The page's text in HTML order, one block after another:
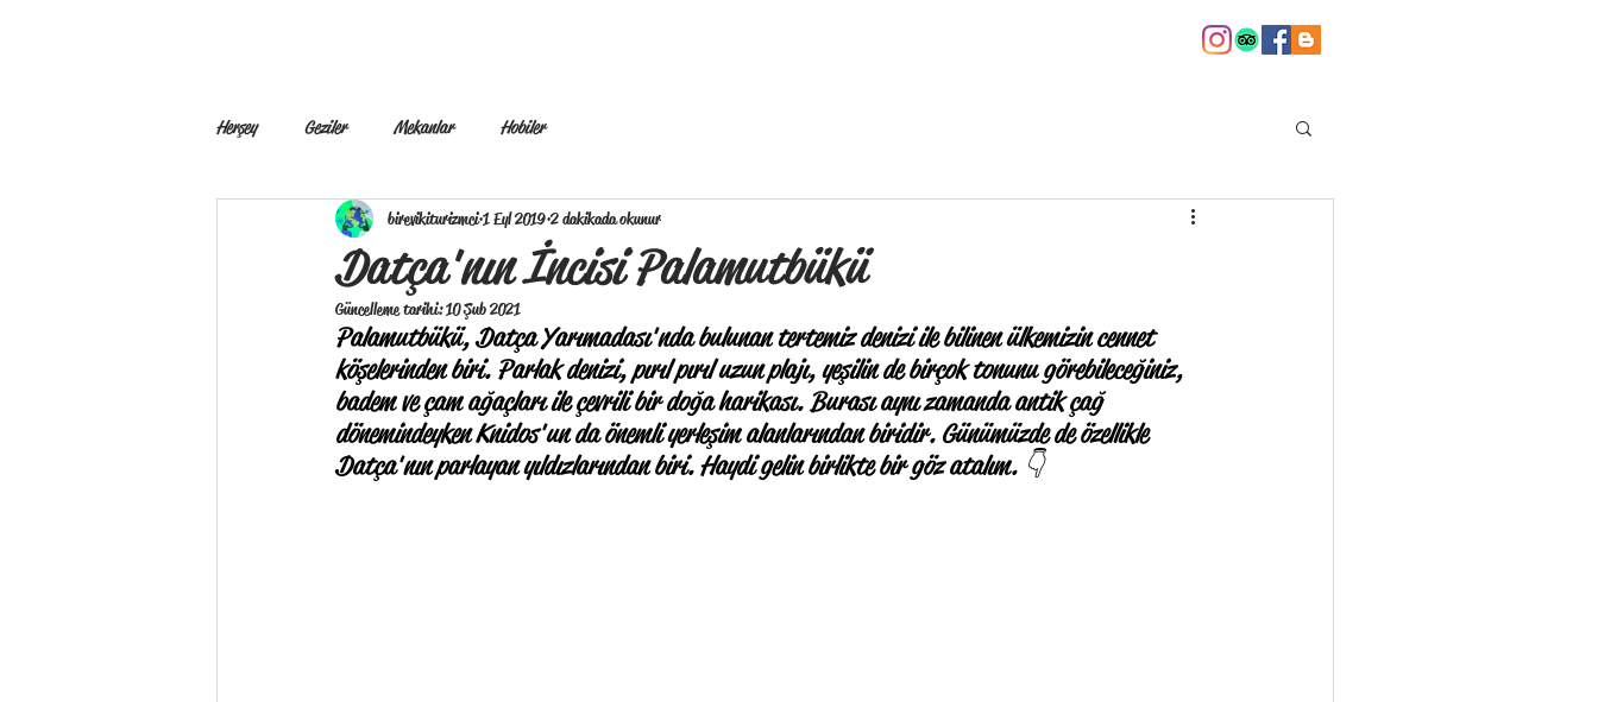
Herşey Geziler Mekanlar Hobiler
Datça'nın İncisi Palamutbükü
birevikiturizmci 1 Eyl 2019 2 dakikada okunur
Güncelleme tarihi:10 Şub 2021
Palamutbükü, Datça Yarımadası'nda bulunan tertemiz denizi ile bilinen ülkemizin cennet
köşelerinden biri. Parlak denizi, pırıl pırıl uzun plajı, yeşilin de birçok tonunu görebileceğiniz,
badem ve çam ağaçları ile çevrili bir doğa harikası. Burası aynı zamanda antik çağ
dönemindeyken Knidos'un da önemli yerleşim alanlarından biridir. Günümüzde de özellikle
Datça'nın parlayan yıldızlarından biri. Haydi gelin birlikte bir göz atalım. 👇